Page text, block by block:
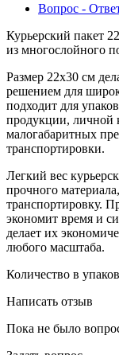
Вопрос -
Курьерский пакет
из многослойного
Размер 22х30 см
решением для
подходит для
продукции, личной
малогабаритных
транспортировки.
Легкий вес
прочного
транспортировку.
экономит время и
делает их
любого масштаба.
Количество в
Написать отзыв
Пока не было